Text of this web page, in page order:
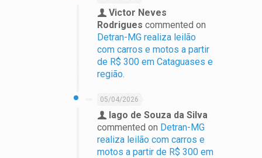
Victor Neves
Rodrigues commented on
Detran-MG realiza leilão
com carros e motos a partir
de R$ 300 em Cataguases e
região.
05/04/2026
Iago de Souza da Silva
commented on Detran-MG
realiza leilão com carros e
motos a partir de R$ 300 em